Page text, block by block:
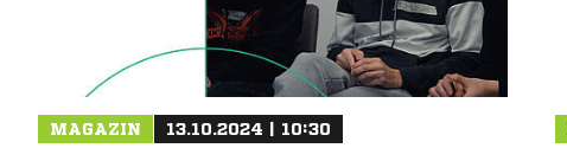
MAGAZIN 13.10.2024 | 10:30